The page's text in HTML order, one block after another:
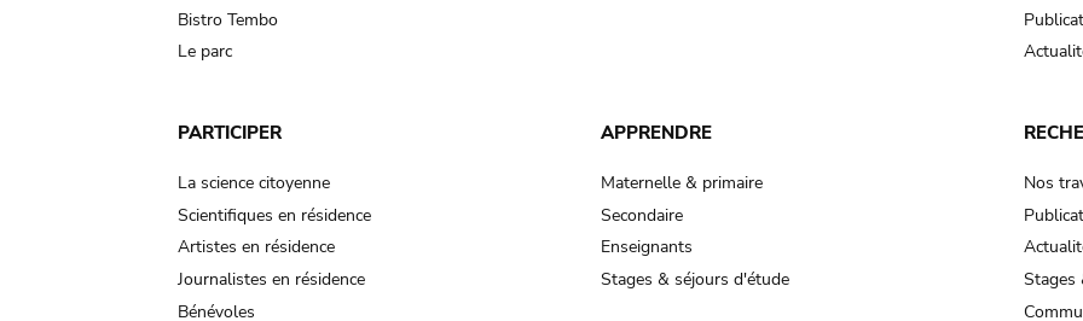
Bistro Tembo
Le parc
PARTICIPER
La science citoyenne
Scientifiques en résidence
Artistes en résidence
Journalistes en résidence
Bénévoles
APPRENDRE
Maternelle & primaire
Secondaire
Enseignants
Stages & séjours d'étude
Nos
Stages